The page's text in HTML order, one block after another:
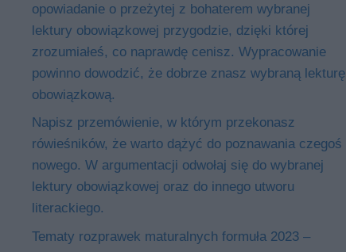
opowiadanie o przeżytej z bohaterem wybranej
lektury obowiązkowej przygodzie, dzięki której
zrozumiałeś, co naprawdę cenisz. Wypracowanie
powinno dowodzić, że dobrze znasz wybraną lekturę
obowiązkową.
Napisz przemówienie, w którym przekonasz
rówieśników, że warto dążyć do poznawania czegoś
nowego. W argumentacji odwołaj się do wybranej
lektury obowiązkowej oraz do innego utworu
literackiego.
Tematy rozprawek maturalnych formuła 2023 –